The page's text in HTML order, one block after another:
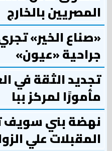
المصريين بالخارج
جراحية «عيون»
تجديد الثقة في
مأمورًا لمركز ببا
نهضة بني سويف
المقبلات علي